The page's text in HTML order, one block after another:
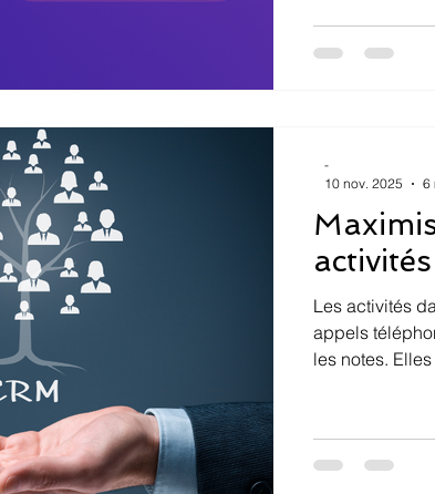
Les activités
appels
les notes.
des
activités, vous
-
10 nov. 2025
6